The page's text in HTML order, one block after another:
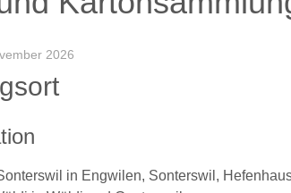
2026
in Engwilen, Sonterswil,